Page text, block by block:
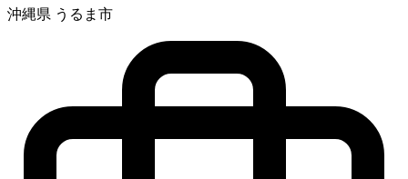
沖縄県 うるま市